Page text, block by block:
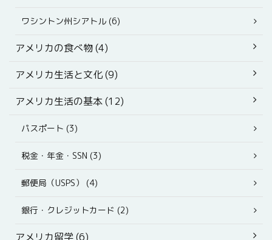
ワシントン州シアトル (6)
アメリカの食べ物 (4)
アメリカ生活と文化 (9)
アメリカ生活の基本 (12)
パスポート (3)
税金・年金・SSN (3)
郵便局（USPS） (4)
銀行・クレジットカード (2)
アメリカ留学 (6)